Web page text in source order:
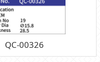
QC-00326